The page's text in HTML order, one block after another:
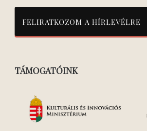
TÁMOGATÓINK